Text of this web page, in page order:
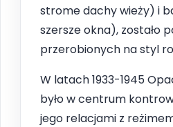
strome dachy wieży) i
szersze okna), zostało
przerobionych na styl
W latach 1933-1945
było w centrum
jego relacjami z